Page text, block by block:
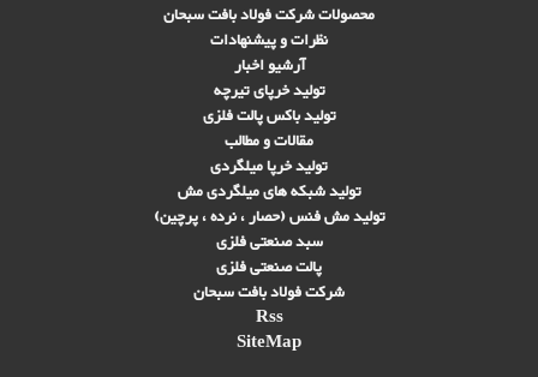
محصولات شرکت فولاد بافت سبحان
نظرات و پیشنهادات
آرشیو اخبار
تولید خرپای تیرچه
تولید باکس پالت فلزی
مقالات و مطالب
تولید خرپا میلگردی
تولید شبکه های ميلگردی مش
تولید مش فنس (حصار ، نرده ، پرچین)
سبد صنعتی فلزی
پالت صنعتی فلزی
شرکت فولاد بافت سبحان
Rss
SiteMap